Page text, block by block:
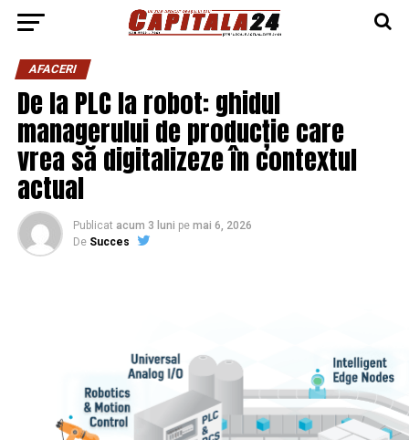
AFACERI
De la PLC la robot: ghidul
managerului de producție care
vrea să digitalizeze în contextul
actual
Publicat acum 3 luni pe mai 6, 2026
De Succes